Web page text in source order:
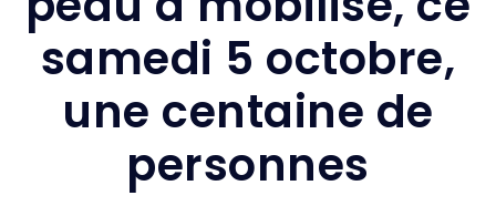
samedi 5 octobre,
une centaine de
personnes